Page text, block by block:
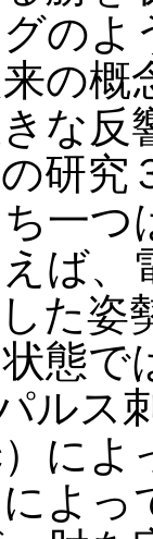
の
の概
な反
研究
一つ
ば、
た姿
態で
ルス
によ
よっ